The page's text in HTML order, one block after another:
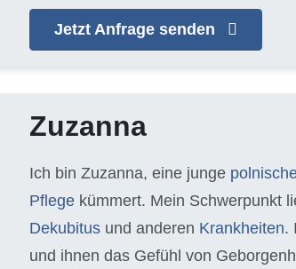
Jetzt Anfrage senden
Zuzanna
Ich bin Zuzanna, eine junge
Pflege kümmert. Mein Schwerpunkt
Dekubitus und anderen Krankheiten.
und ihnen das Gefühl von